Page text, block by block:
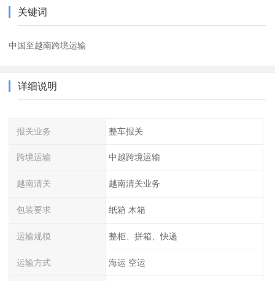
关键词
中国至越南跨境运输
详细说明
报关业务 整车报关
跨境运输 中越跨境运输
越南清关 越南清关业务
包装要求 纸箱 木箱
运输规模 整柜、拼箱、快递
运输方式 海运 空运